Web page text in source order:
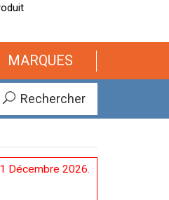
MARQUES
Rechercher
Décembre 2026.